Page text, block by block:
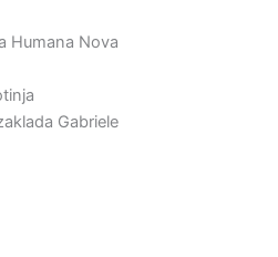
Humana Nova
Gabriele